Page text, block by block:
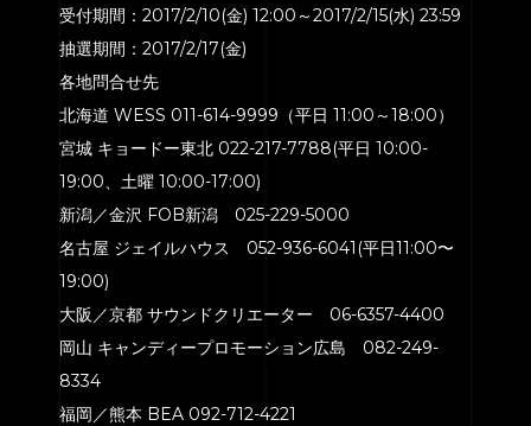
受付期間：2017/2/10(金) 12:00～2017/2/15(水) 23:59
抽選期間：2017/2/17(金)
各地問合せ先
北海道 WESS 011-614-9999（平日 11:00～18:00）
宮城 キョードー東北 022-217-7788(平日 10:00-
19:00、土曜 10:00-17:00)
新潟／金沢 FOB新潟 025-229-5000
名古屋 ジェイルハウス 052-936-6041(平日11:00〜
19:00)
大阪／京都 サウンドクリエーター 06-6357-4400
岡山 キャンディープロモーション広島 082-249-
8334
福岡／熊本 BEA 092-712-4221